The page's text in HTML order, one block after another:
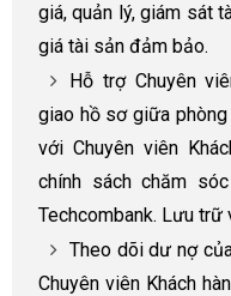
giá, quản lý, giám sát
giá tài sản đảm bảo.
Hỗ trợ Chuyên
giao hồ sơ giữa phòng
với Chuyên viên
chính sách chăm
Techcombank. Lưu trữ
Theo dõi dư nợ
Chuyên viên Khách